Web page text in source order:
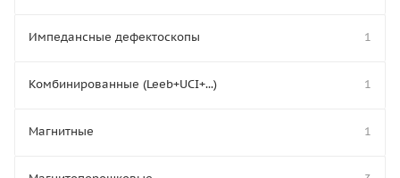
Импедансные дефектоскопы 1
Комбинированные (Leeb+UCI+...) 1
Магнитные 1